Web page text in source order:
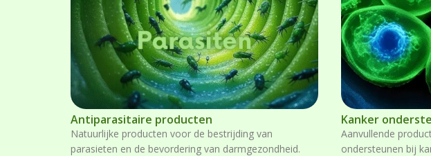
Antiparasitaire producten
Natuurlijke producten voor de bestrijding van
parasieten en de bevordering van darmgezondheid.
Kanker
Aanvullende
ondersteunen bij